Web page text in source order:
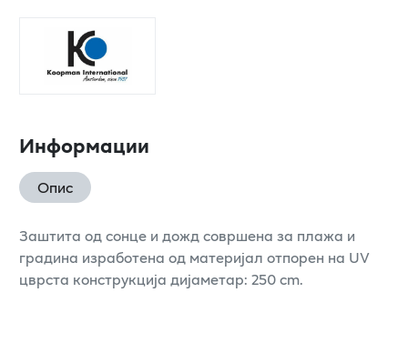
Информации
Опис
Заштита од сонце и дожд совршена за плажа и
градина изработена од материјал отпорен на UV
цврста конструкција дијаметар: 250 cm.